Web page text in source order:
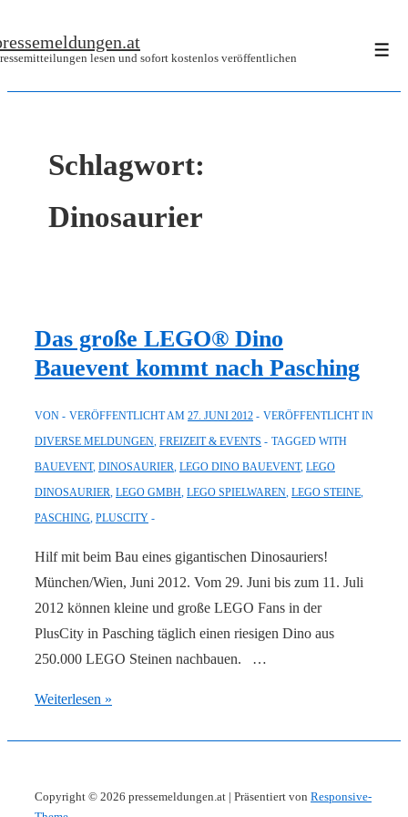
Zum
lesen und sofort kostenlos veröffentlichen
Schlagwort:
Dinosaurier
Das große LEGO® Dino
Bauevent kommt nach Pasching
VON VERÖFFENTLICHT AM 27. JUNI 2012
VERÖFFENTLICHT IN
DIVERSE MELDUNGEN, FREIZEIT & EVENTS
TAGGED WITH
BAUEVENT, DINOSAURIER, LEGO DINO BAUEVENT, LEGO
DINOSAURIER, LEGO GMBH, LEGO SPIELWAREN, LEGO STEINE,
PASCHING, PLUSCITY
Hilf mit beim Bau eines gigantischen Dinosauriers!
München/Wien, Juni 2012. Vom 29. Juni bis zum 11. Juli
2012 können kleine und große LEGO Fans in der
PlusCity in Pasching täglich einen riesigen Dino aus
250.000 LEGO Steinen nachbauen. …
Das
Bauevent
Weiterlesen »
Copyright © 2026 pressemeldungen.at | Präsentiert von Responsive-